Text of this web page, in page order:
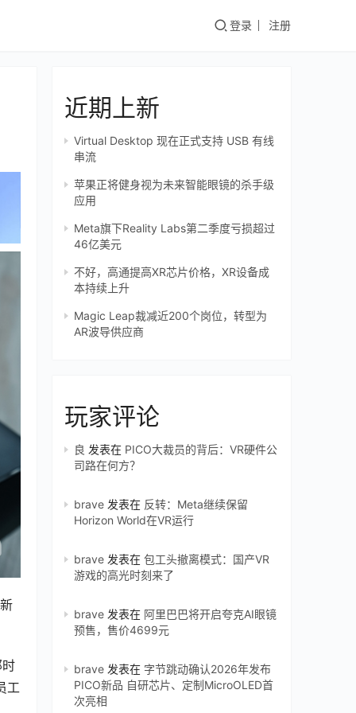
登录 注册
工
近期上新
Virtual Desktop 现在正式支持 USB 有线
串流
苹果正将健身视为未来智能眼镜的杀手级
应用
Meta旗下Reality Labs第二季度亏损超过
46亿美元
不好，高通提高XR芯片价格，XR设备成
本持续上升
Magic Leap裁减近200个岗位，转型为
AR波导供应商
玩家评论
良 发表在 PICO大裁员的背后：VR硬件公
司路在何方？
brave 发表在 反转：Meta继续保留
Horizon World在VR运行
brave 发表在 包工头撤离模式：国产VR
游戏的高光时刻来了
brave 发表在 阿里巴巴将开启夸克AI眼镜
预售，售价4699元
brave 发表在 字节跳动确认2026年发布
PICO新品 自研芯片、定制MicroOLED首
次亮相